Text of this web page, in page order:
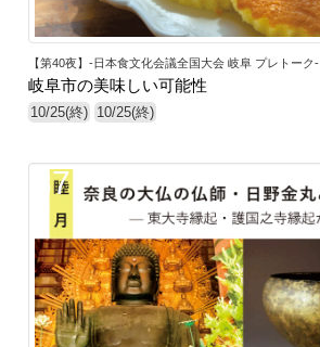
【第40夜】-日本食文化会議全国大会 岐阜 プレトーク-
岐阜市の美味しい可能性
10/25(終) 10/25(終)
37